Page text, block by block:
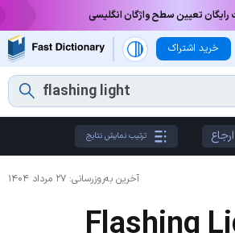
تعیین سطح واژگان انگلیسی
خرید اشتراک
ارجاع ترتیب نمایش نتایج
آخرین به‌روزرسانی: ۲۷ مرداد ۱۴۰۴